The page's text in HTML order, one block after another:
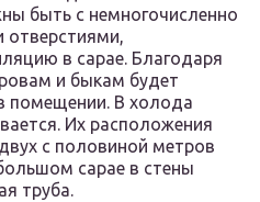
быть с немногочисленно
в сарае. Благодаря
и быкам будет
помещении. В холода
Их расположения
с половиной метров
сарае в стены
труба.